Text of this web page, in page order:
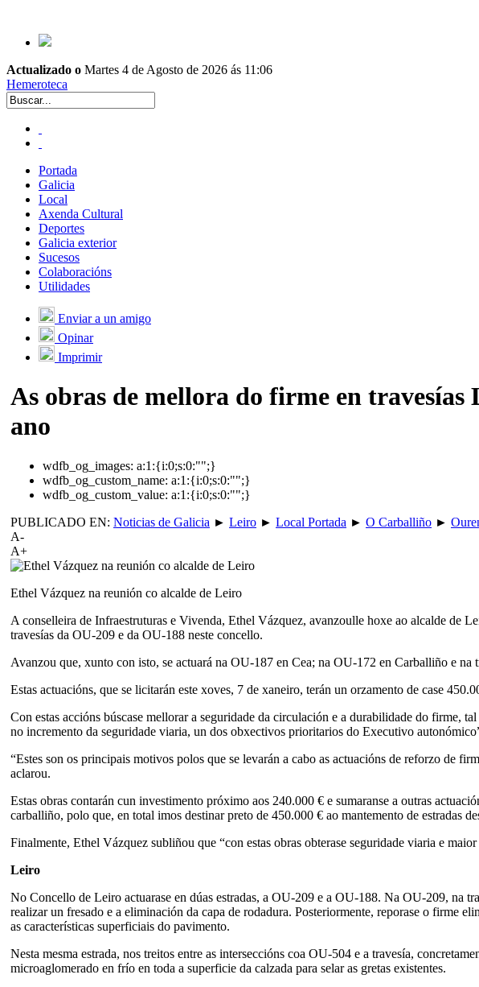
Actualizado o Martes 4 de Agosto de 2026 ás 11:06
Hemeroteca
Portada
Galicia
Local
Axenda Cultural
Deportes
Galicia exterior
Sucesos
Colaboracións
Utilidades
Enviar a un amigo
Opinar
Imprimir
As obras de mellora do firme en
ano
wdfb_og_images: a:1:{i:0;s:0:"";}
wdfb_og_custom_name: a:1:{i:0;s:0:"";}
wdfb_og_custom_value: a:1:{i:0;s:0:"";}
PUBLICADO EN: Noticias de Galicia ► Leiro ► Local Portada ► O Carballiño ►
A-
A+
Ethel Vázquez na reunión co alcalde de Leiro
A conselleira de Infraestruturas e Vivenda, Ethel Vázquez, avanzoulle hoxe ao alcalde de
travesías da OU-209 e da OU-188 neste concello.
Avanzou que, xunto con isto, se actuará na OU-187 en Cea; na OU-172 en Carballiño e na
Estas actuacións, que se licitarán este xoves, 7 de xaneiro, terán un orzamento de case
Con estas accións búscase mellorar a seguridade da circulación e a durabilidade do firme,
no incremento da seguridade viaria, un dos obxectivos prioritarios do Executivo
“Estes son os principais motivos polos que se levarán a cabo as actuacións de reforzo de
aclarou.
Estas obras contarán cun investimento próximo aos 240.000 € e sumaranse a outras
carballiño, polo que, en total imos destinar preto de 450.000 € ao mantemento de estradas
Finalmente, Ethel Vázquez subliñou que “con estas obras obterase seguridade viaria e
Leiro
No Concello de Leiro actuarase en dúas estradas, a OU-209 e a OU-188. Na OU-209, na
realizar un fresado e a eliminación da capa de rodadura. Posteriormente, reporase o firme
as características superficiais do pavimento.
Nesta mesma estrada, nos treitos entre as interseccións coa OU-504 e a travesía,
microaglomerado en frío en toda a superficie da calzada para selar as gretas existentes.